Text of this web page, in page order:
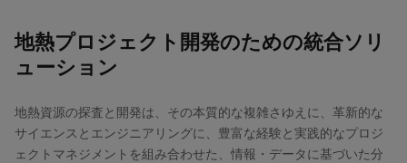
地熱プロジェクト開発のための統合ソリ
ューション
地熱資源の探査と開発は、その本質的な複雑さゆえに、革新的な
サイエンスとエンジニアリングに、豊富な経験と実践的なプロジ
ェクトマネジメントを組み合わせた、情報・データに基づいた分